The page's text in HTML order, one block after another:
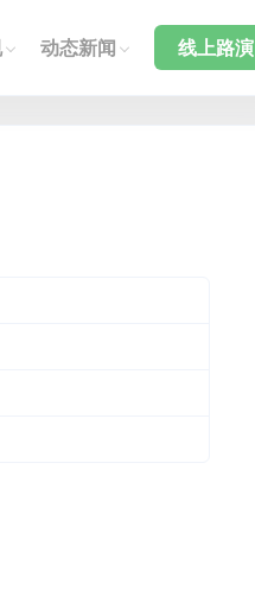
动态新闻 线上路演